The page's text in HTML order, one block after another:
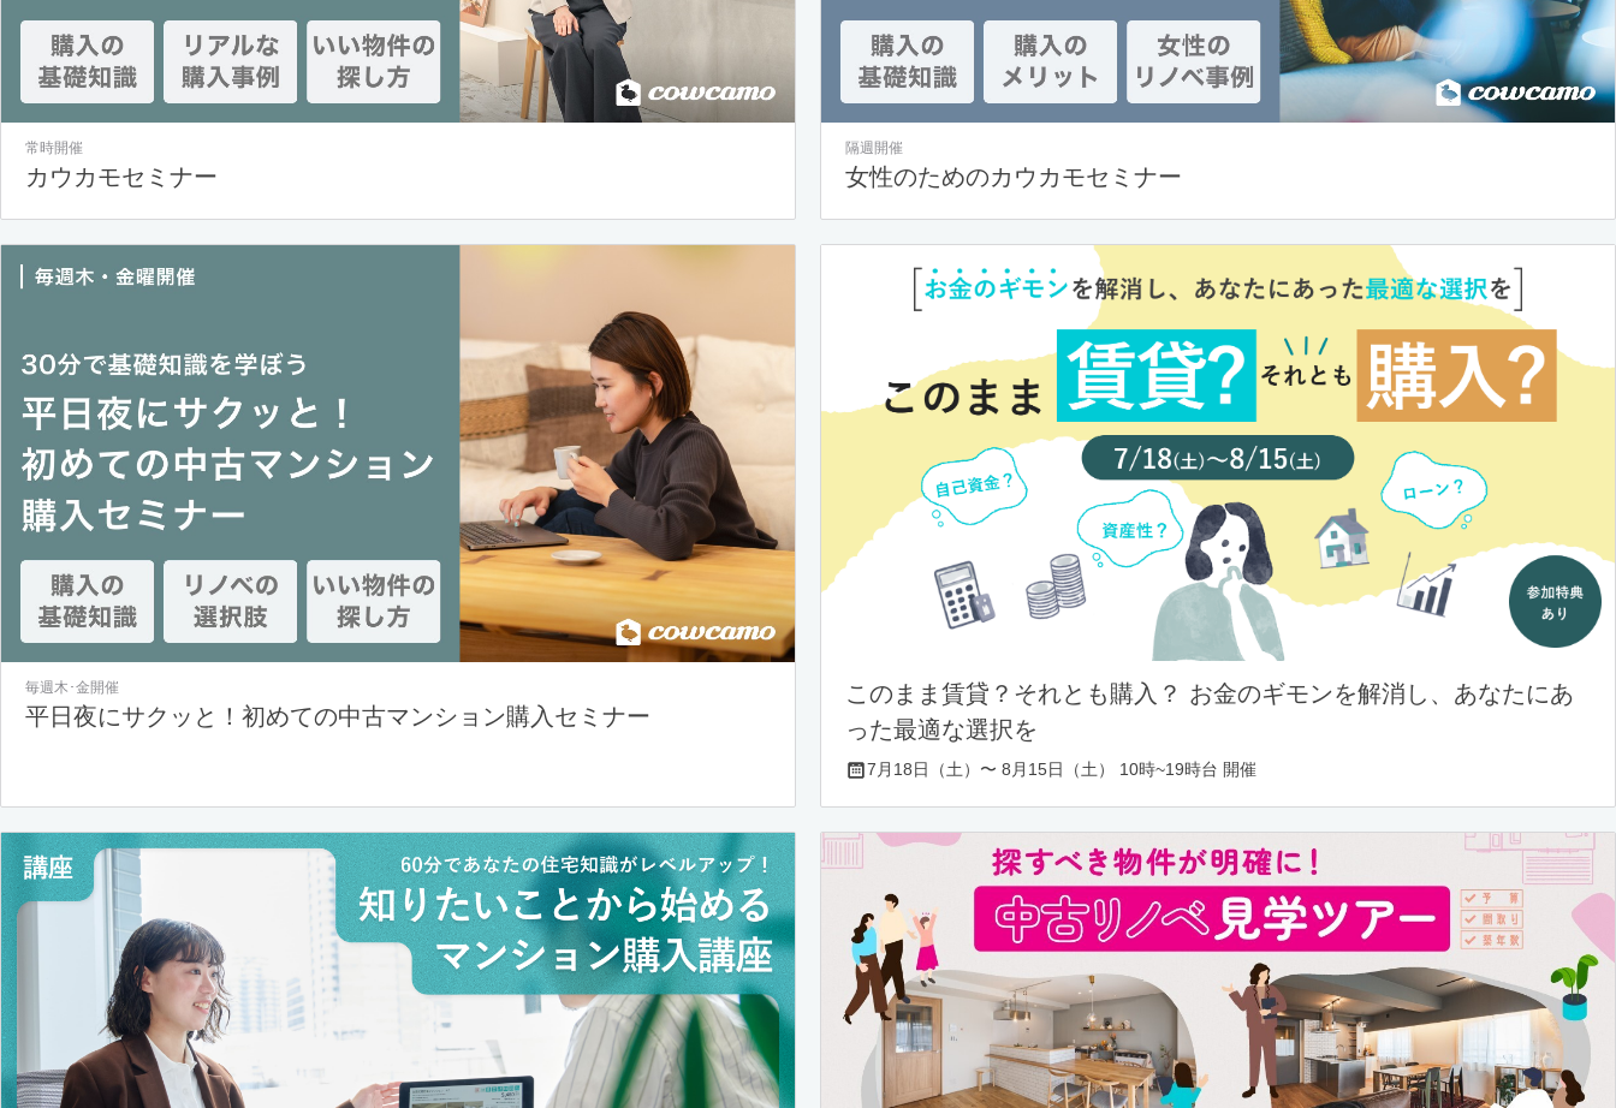
常時開催
カウカモセミナー
隔週開催
女性のためのカウカモセミナー
毎週木･金開催
平日夜にサクッと！初めての中古マンション購入セミナー
このまま賃貸？それとも購入？ お金のギモンを解消し、あなたにあ
った最適な選択を
7月18日（土）〜 8月15日（土） 10時~19時台 開催